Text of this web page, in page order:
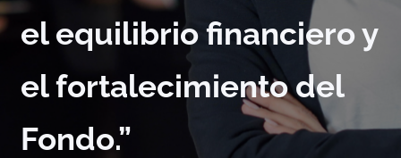
el equilibrio financiero y
el fortalecimiento del
Fondo.”